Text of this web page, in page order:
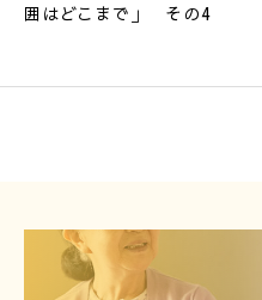
囲はどこまで」 その4